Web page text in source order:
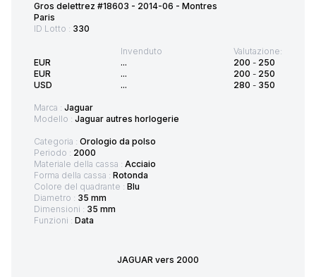
Gros delettrez #18603 - 2014-06 - Montres
Paris
ID Lotto : 330
EUR
EUR
USD
Invenduto
...
...
...
Valutazione:
200 - 250
200 - 250
280 - 350
Marca : Jaguar
Modello : Jaguar autres horlogerie
Categoria : Orologio da polso
Periodo : 2000
Materiale della cassa : Acciaio
Forma della cassa : Rotonda
Colore del quadrante : Blu
Diametro : 35 mm
Dimensioni : 35 mm
Funzioni : Data
JAGUAR vers 2000